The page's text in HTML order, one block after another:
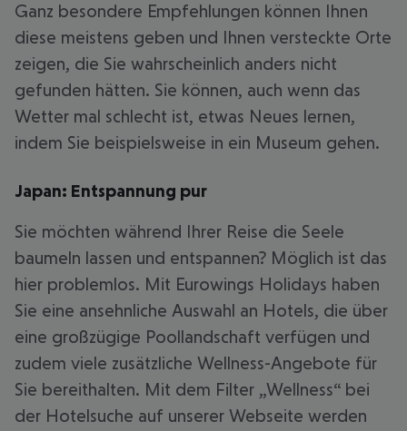
Ganz besondere Empfehlungen können Ihnen
diese meistens geben und Ihnen versteckte Orte
zeigen, die Sie wahrscheinlich anders nicht
gefunden hätten. Sie können, auch wenn das
Wetter mal schlecht ist, etwas Neues lernen,
indem Sie beispielsweise in ein Museum gehen.
Japan: Entspannung pur
Sie möchten während Ihrer Reise die Seele
baumeln lassen und entspannen? Möglich ist das
hier problemlos. Mit Eurowings Holidays haben
Sie eine ansehnliche Auswahl an Hotels, die über
eine großzügige Poollandschaft verfügen und
zudem viele zusätzliche Wellness-Angebote für
Sie bereithalten. Mit dem Filter „Wellness“ bei
der Hotelsuche auf unserer Webseite werden